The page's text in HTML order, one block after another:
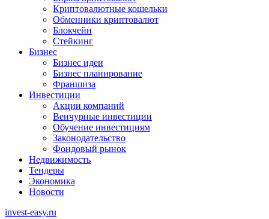
Криптовалютные кошельки
Обменники криптовалют
Блокчейн
Стейкинг
Бизнес
Бизнес идеи
Бизнес планирование
Франшиза
Инвестиции
Акции компаний
Венчурные инвестиции
Обучение инвестициям
Законодательство
Фондовый рынок
Недвижимость
Тендеры
Экономика
Новости
invest-easy.ru